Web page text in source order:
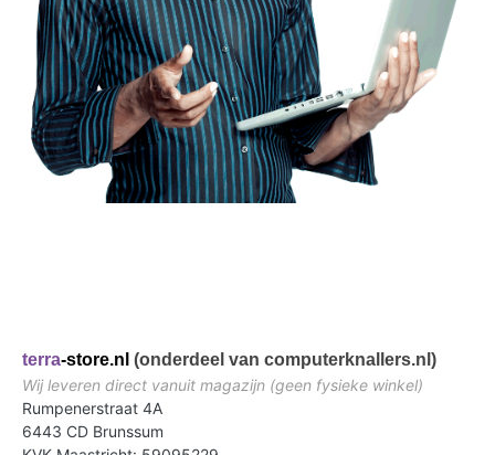
terra-store.nl (onderdeel van computerknallers.nl)
Wij leveren direct vanuit magazijn (geen fysieke winkel)
Rumpenerstraat 4A
6443 CD Brunssum